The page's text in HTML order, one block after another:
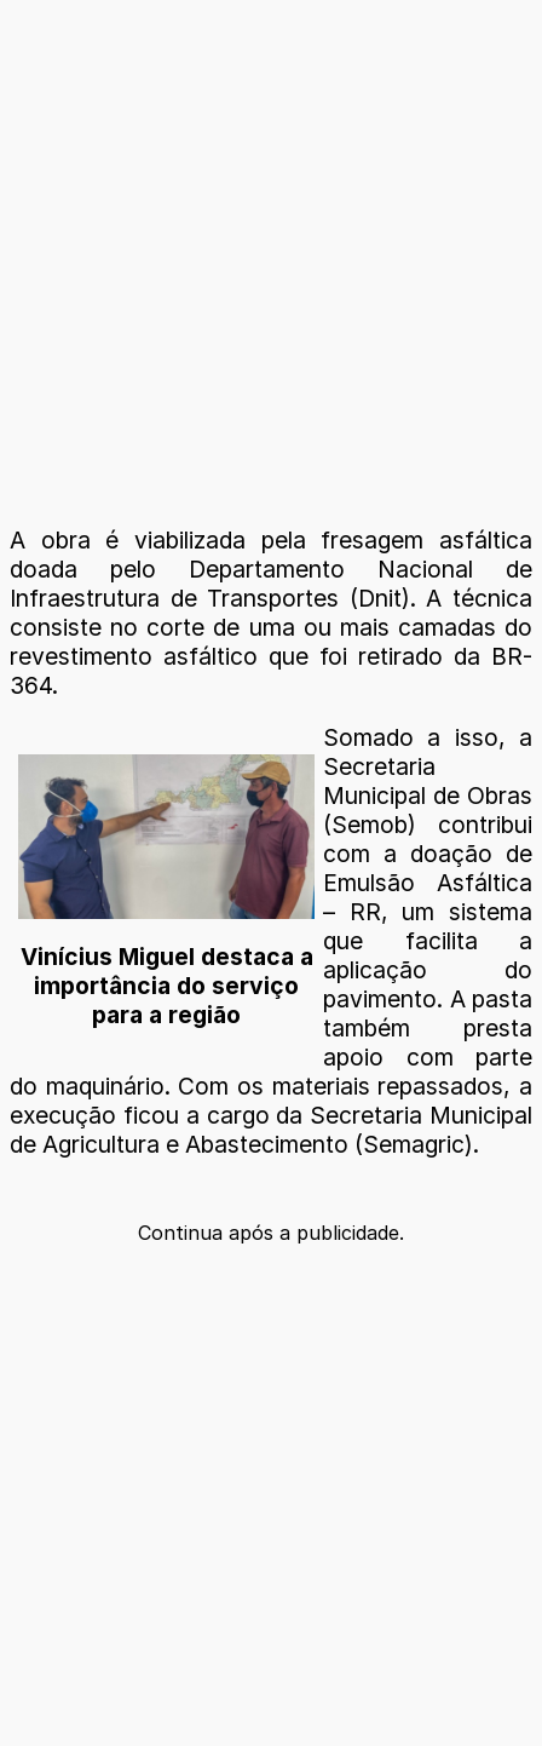
A obra é viabilizada pela fresagem asfáltica
doada pelo Departamento Nacional de
Infraestrutura de Transportes (Dnit). A técnica
consiste no corte de uma ou mais camadas do
revestimento asfáltico que foi retirado da BR-
364.
Vinícius Miguel destaca a
importância do serviço
para a região
Somado a isso, a
Secretaria
Municipal de Obras
(Semob) contribui
com a doação de
Emulsão Asfáltica
– RR, um sistema
que facilita a
aplicação do
pavimento. A pasta
também presta
apoio com parte
do maquinário. Com os materiais repassados, a
execução ficou a cargo da Secretaria Municipal
de Agricultura e Abastecimento (Semagric).
Continua após a publicidade.